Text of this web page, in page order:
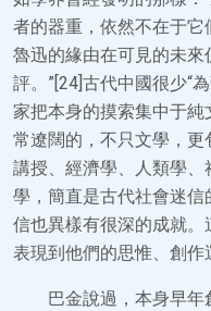
者的器重，依然不在于
魯迅的緣由在可見的未
評。”[24]古代中國很少“
家把本身的摸索集中于
常遼闊的，不只文學，
講授、經濟學、人類學
學，簡直是古代社會迷
信也異樣有很深的成就
表現到他們的思惟、創作
巴金說過，本身早年